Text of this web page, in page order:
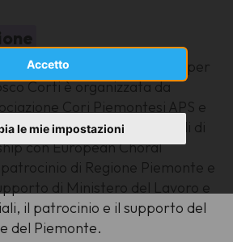
Accetto
le mie impostazioni
del concorso internazionale per
Corti è organizzata da
Cori Piemontesi APS e
di Musica Giuseppe Verdi di
con European Choral
di Regione Piemonte e
di Ministero del Lavoro e
il patrocinio e il supporto del
del Piemonte.